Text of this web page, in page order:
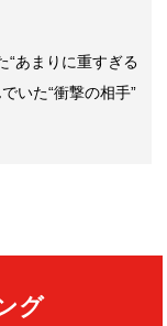
“あまりに重すぎる
いた“衝撃の相手”
グ